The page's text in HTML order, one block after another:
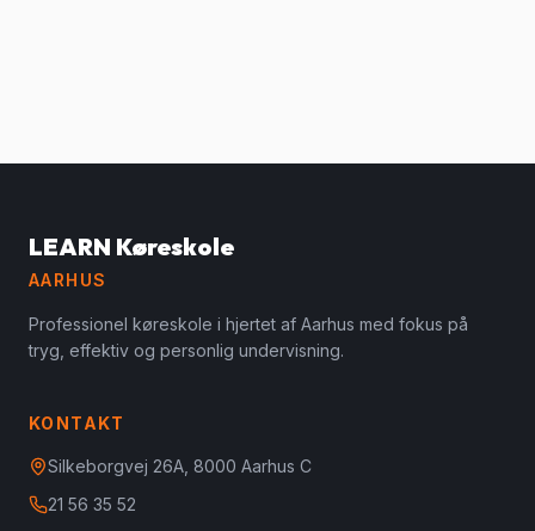
LEARN Køreskole
AARHUS
Professionel køreskole i hjertet af Aarhus med fokus på
tryg, effektiv og personlig undervisning.
KONTAKT
Silkeborgvej 26A, 8000 Aarhus C
21 56 35 52